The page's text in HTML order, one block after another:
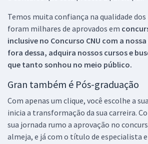
Temos muita confiança na qualidade
foram milhares de aprovados em
inclusive no Concurso CNU com a
fora dessa, adquira nossos cursos e
que tanto sonhou no meio público.
Gran também é Pós-graduação
Com apenas um clique, você escolhe a
inicia a transformação da sua carreira.
sua jornada rumo a aprovação no
almeja, e já com o título de especialista